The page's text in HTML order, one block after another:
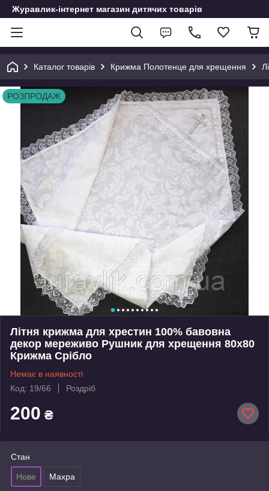
Журавлик-інтернет магазин дитячих товарів
Каталог товарів Крижма Полотенце для хрещення
РОЗПРОДАЖ
Літня крижма для хрестин 100% бавовна
декор мереживо Рушник для хрещення 80х80
Крижма Срібло
Немає в наявності
Код: 19/66
Роздріб
200 ₴
Стан
Нове Махра